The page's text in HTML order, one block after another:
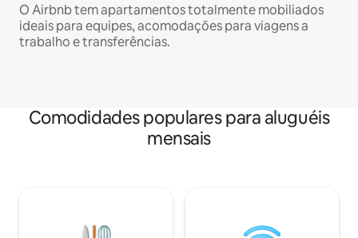
O Airbnb tem apartamentos totalmente mobiliados
ideais para equipes, acomodações para viagens a
trabalho e transferências.
Comodidades populares para aluguéis
mensais